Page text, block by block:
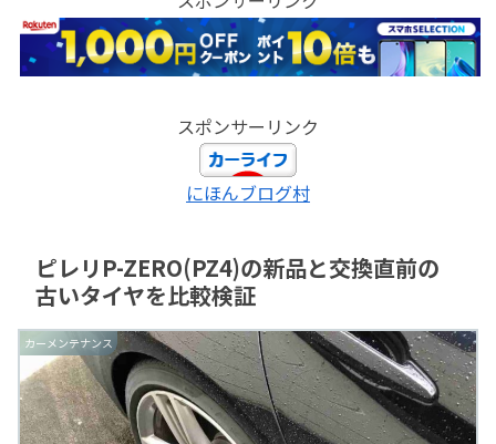
スポンサーリンク
にほんブログ村
ピレリP-ZERO(PZ4)の新品と交換直前の
古いタイヤを比較検証
カーメンテナンス